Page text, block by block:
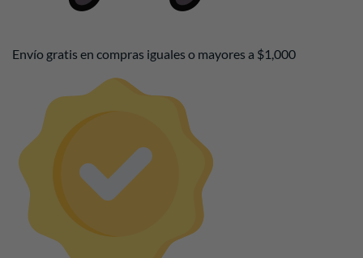
Envío gratis en compras iguales o mayores a $1,000